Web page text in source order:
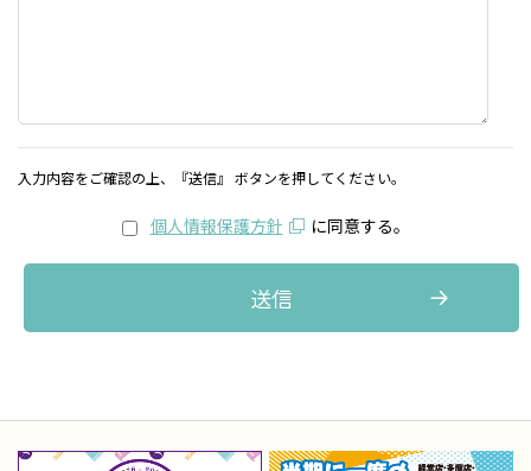
入力内容をご確認の上、『送信』 ボタンを押してください。
個人情報保護方針 に同意する。